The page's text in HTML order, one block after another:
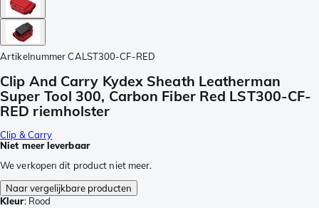
Artikelnummer CALST300-CF-RED
Clip And Carry Kydex Sheath Leatherman
Super Tool 300, Carbon Fiber Red LST300-CF-
RED riemholster
Clip & Carry
Niet meer leverbaar
We verkopen dit product niet meer.
Naar vergelijkbare producten
Kleur: Rood